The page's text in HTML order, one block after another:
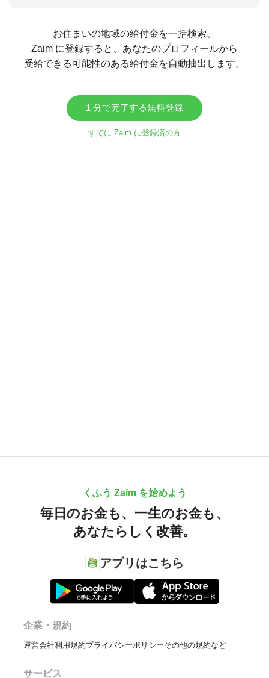
お住まいの地域の給付金を一括検索。
Zaim に登録すると、あなたのプロフィールから
受給できる可能性のある給付金を自動抽出します。
1 分で完了する無料登録
すでに Zaim に登録済の方
くふう Zaim を始めよう
毎日のお金も、 一生のお金も、
あなたらしく改善。
アプリはこちら
企業・規約
運営会社利用規約プライバシーポリシーその他の規約など
サービス